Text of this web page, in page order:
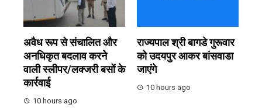
अवैध रूप से संचालित और
अनधिकृत बदलाव करने
वाली स्लीपर/लक्जरी बसों के
कार्रवाई
10 hours ago
राज्यपाल श्री बागडे गुरूवार
को उदयपुर आकर बांसवाडा
जाएंगे
10 hours ago